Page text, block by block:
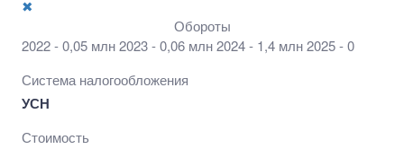
✖
Обороты
2022 - 0,05 млн 2023 - 0,06 млн 2024 - 1,4 млн 2025 - 0
Система налогообложения
УСН
Стоимость